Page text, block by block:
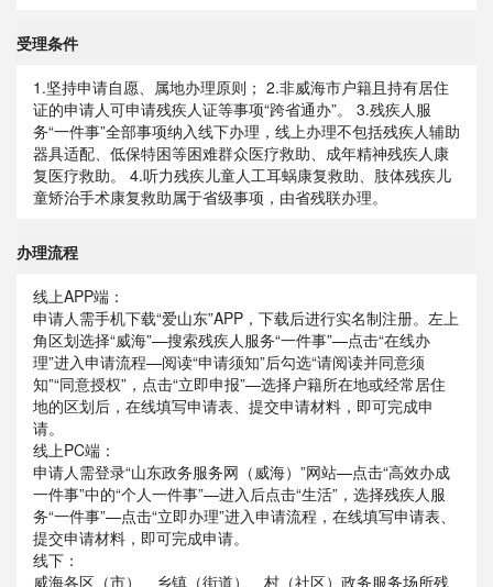
受理条件
1.坚持申请自愿、属地办理原则； 2.非威海市户籍且持有居住
证的申请人可申请残疾人证等事项“跨省通办”。 3.残疾人服
务“一件事”全部事项纳入线下办理，线上办理不包括残疾人辅助
器具适配、低保特困等困难群众医疗救助、成年精神残疾人康
复医疗救助。 4.听力残疾儿童人工耳蜗康复救助、肢体残疾儿
童矫治手术康复救助属于省级事项，由省残联办理。
办理流程
线上APP端：
申请人需手机下载“爱山东”APP，下载后进行实名制注册。左上
角区划选择“威海”—搜索残疾人服务“一件事”—点击“在线办
理”进入申请流程—阅读“申请须知”后勾选“请阅读并同意须
知”“同意授权”，点击“立即申报”—选择户籍所在地或经常居住
地的区划后，在线填写申请表、提交申请材料，即可完成申
请。
线上PC端：
申请人需登录“山东政务服务网（威海）”网站—点击“高效办成
一件事”中的“个人一件事”—进入后点击“生活”，选择残疾人服
务“一件事”—点击“立即办理”进入申请流程，在线填写申请表、
提交申请材料，即可完成申请。
线下：
威海各区（市）、乡镇（街道）、村（社区）政务服务场所残